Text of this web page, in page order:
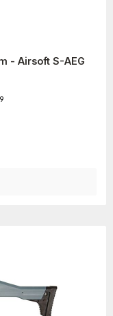
- Airsoft S-AEG